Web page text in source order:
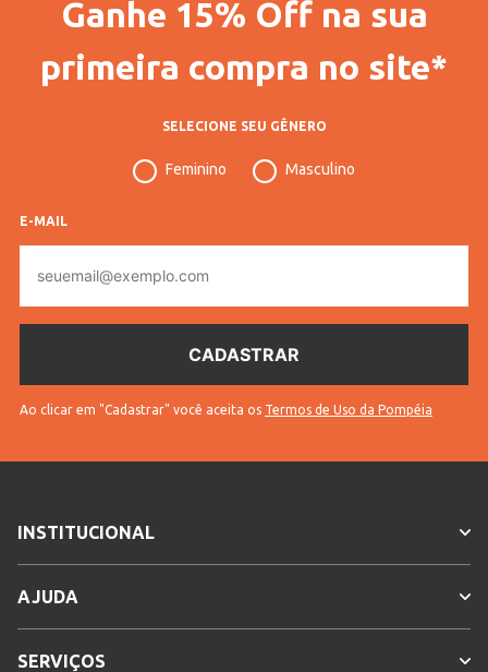
Gênero Feminino
Manga Longa
Gola Redonda
Tricot
Cores
Ganhe 15% Off na sua
primeira compra no site*
SELECIONE SEU GÊNERO
Feminino Masculino
E-MAIL
mail
Ao clicar em "Cadastrar" você aceita os Termos de Uso da Pompéia
INSTITUCIONAL
AJUDA
SERVIÇOS